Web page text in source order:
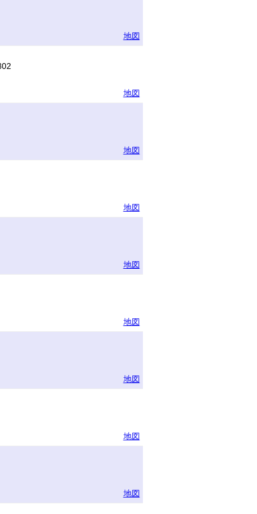
地図
地図
地図
地図
地図
地図
地図
地図
地図